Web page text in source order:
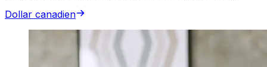
Dollar canadien